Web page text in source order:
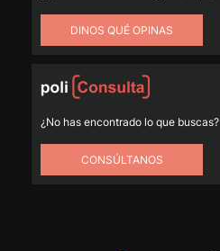
DINOS QUÉ OPINAS
¿No has encontrado lo que buscas?
CONSÚLTANOS